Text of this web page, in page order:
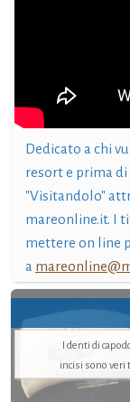
Dedicato a chi
resort e prima di
"Visitandolo"
mareonline.it. I
mettere on line
a
I denti di
incisi sono veri